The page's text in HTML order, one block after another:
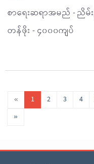
စာရေးဆရာအမည် - ညိမ်
တန်ဖိုး - ၄၀၀၀ကျပ်
« 1 2 3 4
»